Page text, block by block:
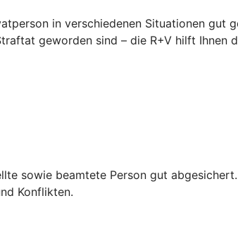
in verschiedenen Situationen
geworden sind – die R+V hilft Ihnen
sowie beamtete Person gut
Konflikten.